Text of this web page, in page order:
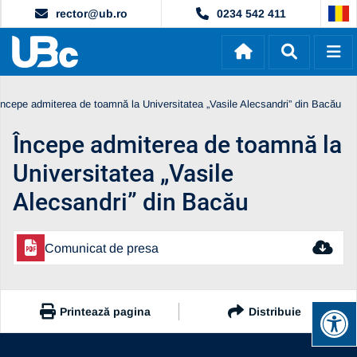
rector@ub.ro 0234 542 411
admiterea de toamnă la Universitatea „Vasile Alecsandri” din Bacău
Începe admiterea de toamnă la
Universitatea „Vasile
Alecsandri” din Bacău
Comunicat de presa
Printează pagina Distribuie